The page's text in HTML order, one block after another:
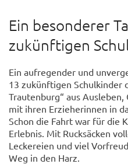
Ein besonderer
zukünftigen
Ein aufregender und
13 zukünftigen Schulkinder
Trautenburg“ aus
mit ihren Erzieherinnen in
Schon die Fahrt war für die
Erlebnis. Mit Rucksäcken
Leckereien und viel
Weg in den Harz.